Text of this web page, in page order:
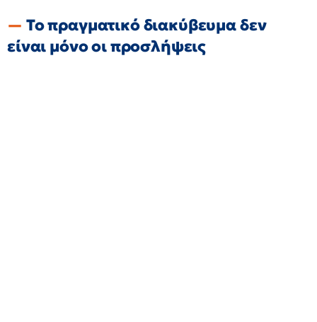
Το πραγματικό διακύβευμα δεν
είναι μόνο οι προσλήψεις